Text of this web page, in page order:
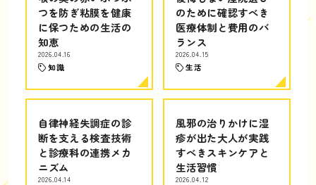
つを防ぎ粘膜を健康
に保つための生活の
知恵
2026.04.16
知識
のために確認すべき
医療体制と費用のバ
ランス
2026.04.15
生活
自律神経失調症の診
断を支える検査技術
と診療科の連携メカ
ニズム
2026.04.14
風邪の治りかけに湿
疹が出た大人が実践
すべきスキンケアと
生活習慣
2026.04.12